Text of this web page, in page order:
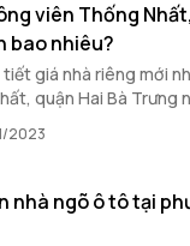
viên Thống
bao nhiêu?
giá nhà riêng mới
quận Hai Bà Trưng
2023
nhà ngõ ô tô tại